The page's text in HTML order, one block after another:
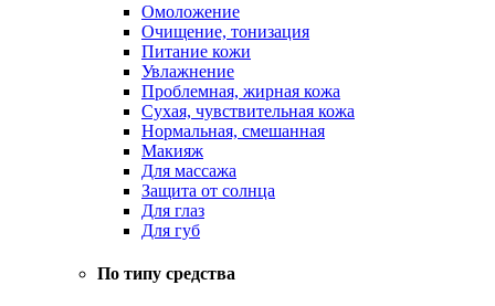
Омоложение
Очищение, тонизация
Питание кожи
Увлажнение
Проблемная, жирная кожа
Сухая, чувствительная кожа
Нормальная, смешанная
Макияж
Для массажа
Защита от солнца
Для глаз
Для губ
По типу средства